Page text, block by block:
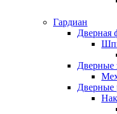
Гардиан
Дверная
Дверные
Дверные